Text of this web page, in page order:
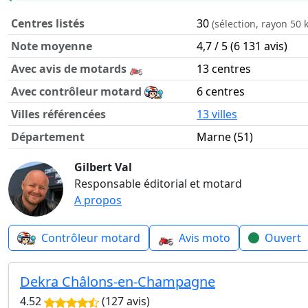
Centres listés 30 (sélection, rayon 50
Note moyenne
4,7 / 5 (6 131 avis)
Avec avis de motards 🏍️
13 centres
Avec contrôleur motard
6 centres
Villes référencées
13 villes
Département
Marne (51)
Gilbert Val
Responsable éditorial et motard
A propos
Contrôleur motard 🏍️ Avis moto Ouvert
Dekra Châlons-en-Champagne
4.52 (127 avis)